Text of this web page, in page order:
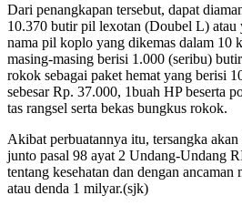
Dari penangkapan tersebut, dapat
10.370 butir pil lexotan (Doubel L) atau
nama pil koplo yang dikemas dalam 10
masing-masing berisi 1.000 (seribu)
rokok sebagai paket hemat yang berisi
sebesar Rp. 37.000, 1buah HP beserta
tas rangsel serta bekas bungkus rokok.
Akibat perbuatannya itu, tersangka
junto pasal 98 ayat 2 Undang-Undang
tentang kesehatan dan dengan ancaman
atau denda 1 milyar.(sjk)